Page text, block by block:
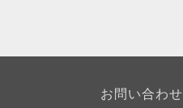
お問い合わせ